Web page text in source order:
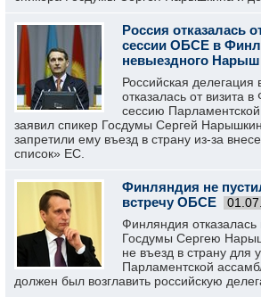
Россия отказалась
сессии ОБСЕ в
невыездного
Российская делегация
отказалась от визита
сессию
заявил спикер Госдумы Сергей
запретили ему въезд в страну из-за
список» ЕС.
Финляндия не
встречу ОБСЕ
Финляндия отказалась
Госдумы Сергею
не въезд в страну для
Парламентской
должен был возглавить российскую